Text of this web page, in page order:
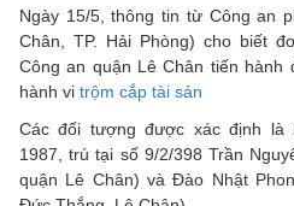
Ngày 15/5, thông tin từ Công an
Chân, TP. Hải Phòng) cho biết
Công an quận Lê Chân tiến
hành vi trộm cắp tài sản
Các đối tượng được xác định là
1987, trú tại số 9/2/398 Trần
quận Lê Chân) và Đào Nhật